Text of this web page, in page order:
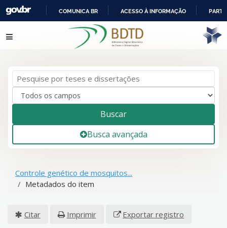
IR
PARA
COMUNICA BR ACESSO À INFORMAÇÃO
Pular para o conteúdo
Buscar
Busca avançada
Controle genético de mosquitos...
Metadados do item
Citar Imprimir Exportar registro